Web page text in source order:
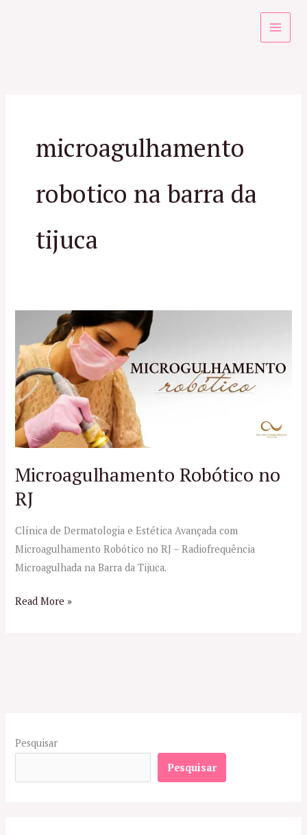
microagulhamento
robotico na barra da
tijuca
Microagulhamento Robótico no
RJ
Clínica de Dermatologia e Estética Avançada com
Microagulhamento Robótico no RJ – Radiofrequência
Microagulhada na Barra da Tijuca.
Microagulhamento
Robótico
no
RJ
Read More »
Pesquisar
Pesquisar